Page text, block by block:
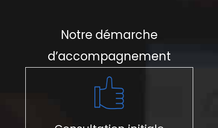
Notre démarche
d’accompagnement